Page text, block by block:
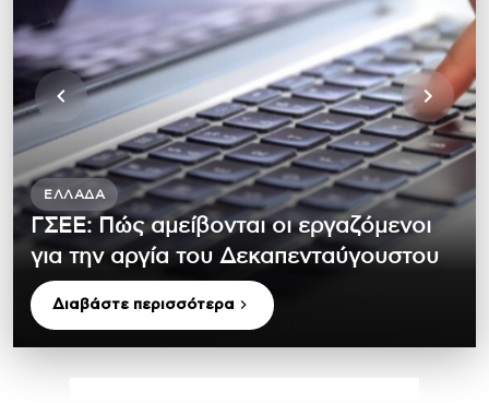
ΕΛΛΆΔΑ
ΓΣΕΕ: Πώς αμείβονται οι εργαζόμενοι
για την αργία του Δεκαπενταύγουστου
Διαβάστε περισσότερα